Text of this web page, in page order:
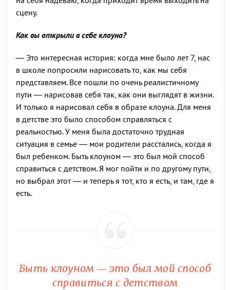
сцену.
Как вы открыли в себе клоуна?
— Это интересная история: когда мне было лет 7, нас
в школе попросили нарисовать то, как мы себя
представляем. Все пошли по очень реалистичному
пути — нарисовав себя так, как они выглядят в жизни.
И только я нарисовал себя в образе клоуна. Для меня
в детстве это было способом справляться с
реальностью. У меня была достаточно трудная
ситуация в семье — мои родители расстались, когда я
был ребенком. Быть клоуном — это был мой способ
справиться с детством. Я мог пойти и по другому пути,
но выбрал этот — и теперь я тот, кто я есть, и там, где я
есть.
Быть клоуном — это был мой способ
справиться с детством